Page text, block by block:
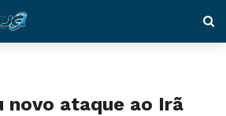
novo ataque ao Irã